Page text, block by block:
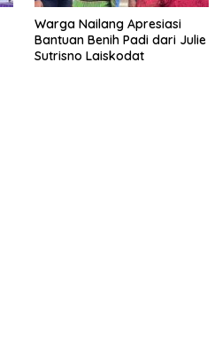
Warga Nailang Apresiasi
Bantuan Benih Padi dari Julie
Sutrisno Laiskodat